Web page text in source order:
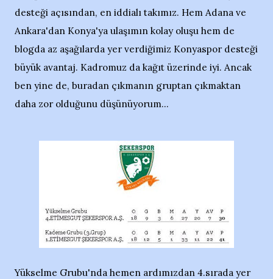
desteği açısından, en iddialı takımız. Hem Adana ve
Ankara'dan Konya'ya ulaşımın kolay oluşu hem de
blogda az aşağılarda yer verdiğimiz Konyaspor desteği
büyük avantaj. Kadromuz da kağıt üzerinde iyi. Ancak
ben yine de, buradan çıkmanın gruptan çıkmaktan
daha zor olduğunu düşünüyorum...
Yükselme Grubu'nda hemen ardımızdan 4.sırada yer